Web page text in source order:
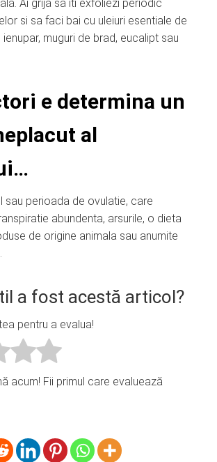
Ai grija sa iti exfoliezi periodic
si sa faci bai cu uleiuri esentiale de
ienupar, muguri de brad, eucalipt sau
e determina un
al
sau perioada de ovulatie, care
abundenta, arsurile, o dieta
de origine animala sau anumite
a fost acestă articol?
pentru a evalua!
acum! Fii primul care evaluează